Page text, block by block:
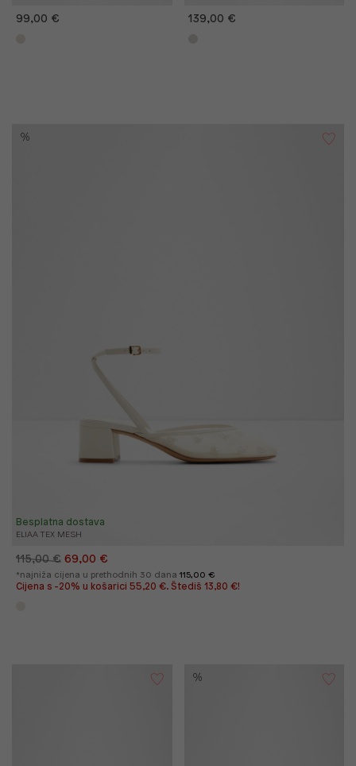
99,00 € 139,00 €
ELIAA TEX MESH
Besplatna dostava
%
115,00 € 69,00 €
*najniža cijena u prethodnih 30 dana 115,00 €
Cijena s -20% u košarici 55,20 €. Štediš 13,80 €!
%